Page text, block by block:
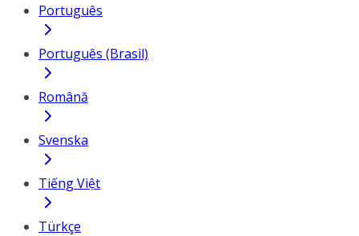
Português
Português (Brasil)
Română
Svenska
Tiếng Việt
Türkçe